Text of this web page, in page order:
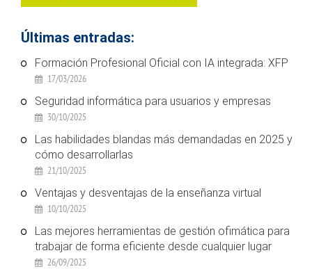
Últimas entradas:
Formación Profesional Oficial con IA integrada: XFP
17/03/2026
Seguridad informática para usuarios y empresas
30/10/2025
Las habilidades blandas más demandadas en 2025 y
cómo desarrollarlas
21/10/2025
Ventajas y desventajas de la enseñanza virtual
10/10/2025
Las mejores herramientas de gestión ofimática para
trabajar de forma eficiente desde cualquier lugar
26/09/2025